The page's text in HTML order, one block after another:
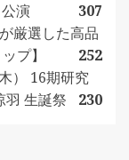
演
307
厳選した高品
プ】
252
） 16期研究
羽 生誕祭
230